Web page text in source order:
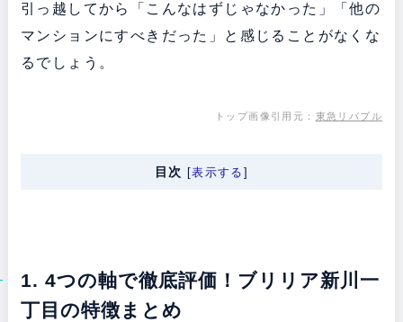
引っ越してから「こんなはずじゃなかった」「他の
マンションにすべきだった」と感じることがなくな
るでしょう。
トップ画像引用元： 東急リバブル
目次 [表示する
1. 4つの軸で徹底評価！ブリリア新川一
丁目の特徴まとめ